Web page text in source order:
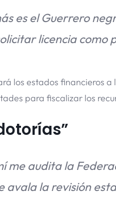
es el Guerrero
licencia como
los estados financieros a
para fiscalizar los
me audita la
avala la revisión